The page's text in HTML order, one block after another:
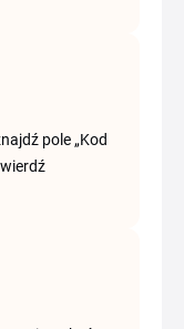
pole „Kod